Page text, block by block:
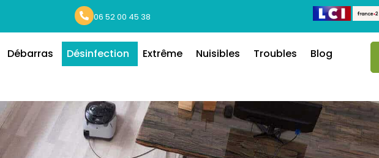
06 52 00 45 38
Débarras Désinfection Extrême Nuisibles Troubles Blog